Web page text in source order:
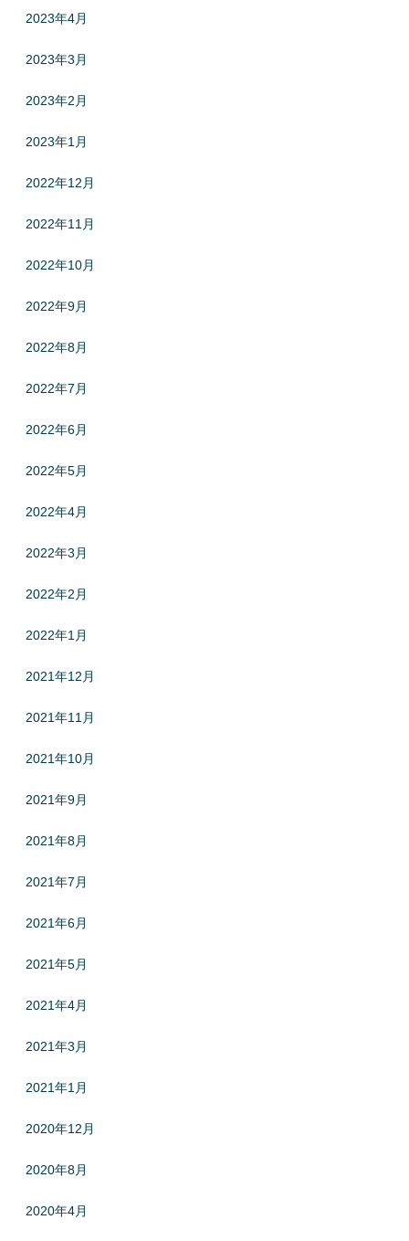
2023年4月
2023年3月
2023年2月
2023年1月
2022年12月
2022年11月
2022年10月
2022年9月
2022年8月
2022年7月
2022年6月
2022年5月
2022年4月
2022年3月
2022年2月
2022年1月
2021年12月
2021年11月
2021年10月
2021年9月
2021年8月
2021年7月
2021年6月
2021年5月
2021年4月
2021年3月
2021年1月
2020年12月
2020年8月
2020年4月